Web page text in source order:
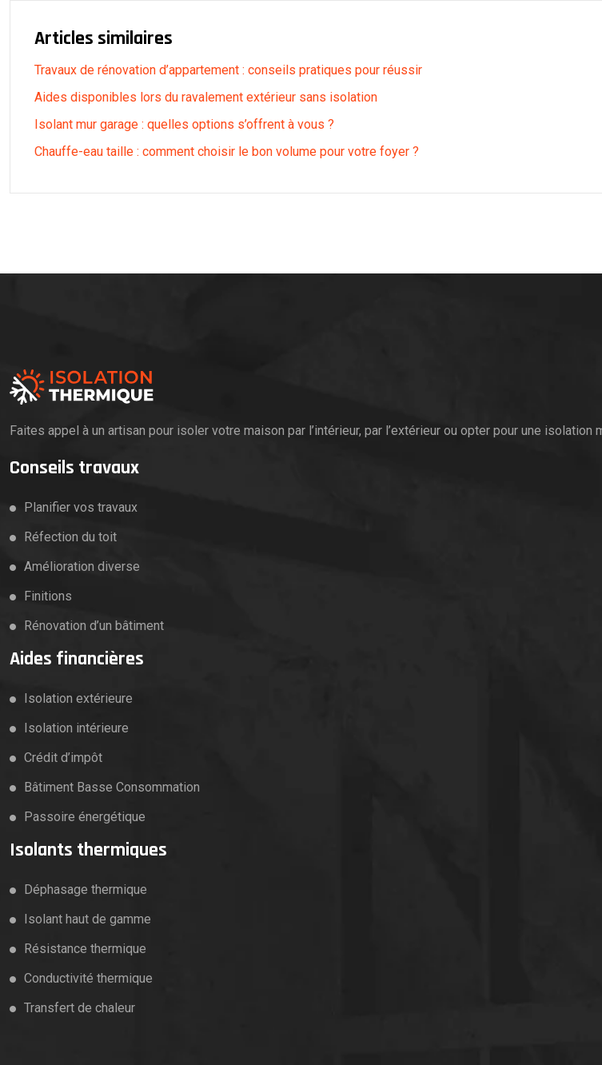
Articles similaires
Travaux de rénovation d’appartement : conseils pratiques pour réussir
Aides disponibles lors du ravalement extérieur sans isolation
Isolant mur garage : quelles options s’offrent à vous ?
Chauffe-eau taille : comment choisir le bon volume pour votre foyer ?
Faites appel à un artisan pour isoler votre maison par l’intérieur, par l’extérieur ou opter pour une
Conseils travaux
Planifier vos travaux
Réfection du toit
Amélioration diverse
Finitions
Rénovation d’un bâtiment
Aides financières
Isolation extérieure
Isolation intérieure
Crédit d’impôt
Bâtiment Basse Consommation
Passoire énergétique
Isolants thermiques
Déphasage thermique
Isolant haut de gamme
Résistance thermique
Conductivité thermique
Transfert de chaleur